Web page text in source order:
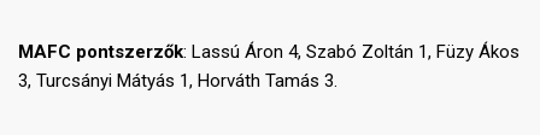
MAFC pontszerzők: Lassú Áron 4, Szabó Zoltán 1, Füzy Ákos
3, Turcsányi Mátyás 1, Horváth Tamás 3.